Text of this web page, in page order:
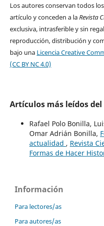
Los autores conservan todos
artículo y conceden a laRevista
exclusiva, intrasferible y sin
reproducción, distribución y
bajo una Licencia Creative
(CC BY NC 4.0)
Artículos más leídos
Rafael Polo Bonilla,
Omar Adrián Bonilla,
actualidad , Revista
Formas de Hacer
Información
Para lectores/as
Para autores/as